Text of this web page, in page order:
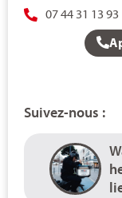
07 44 31 13 93
Suivez-nous :